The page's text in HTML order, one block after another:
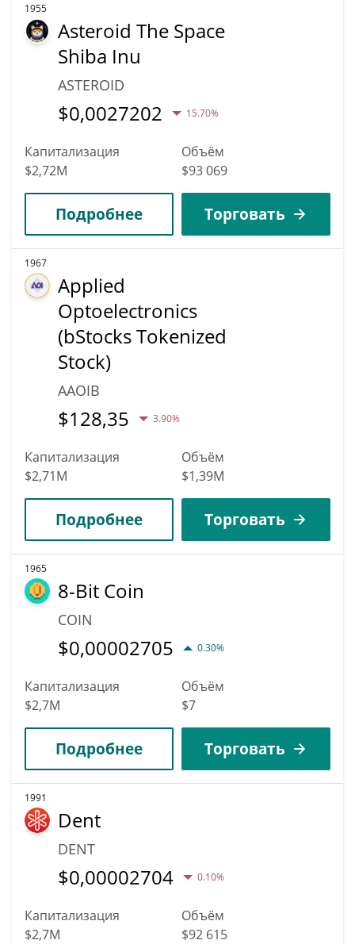
1955
Asteroid The Space
Shiba Inu
ASTEROID
$0,0027202 15.70%
Капитализация
$2,72M
Объём
$93 069
Подробнее Торговать
1967
Applied
Optoelectronics
(bStocks Tokenized
Stock)
AAOIB
$128,35 3.90%
Капитализация
$2,71M
Объём
$1,39M
Подробнее Торговать
1965
8-Bit Coin
COIN
$0,00002705 0.30%
Капитализация
$2,7M
Объём
$7
Подробнее Торговать
1991
Dent
DENT
$0,00002704 0.10%
Капитализация
$2,7M
Объём
$92 615